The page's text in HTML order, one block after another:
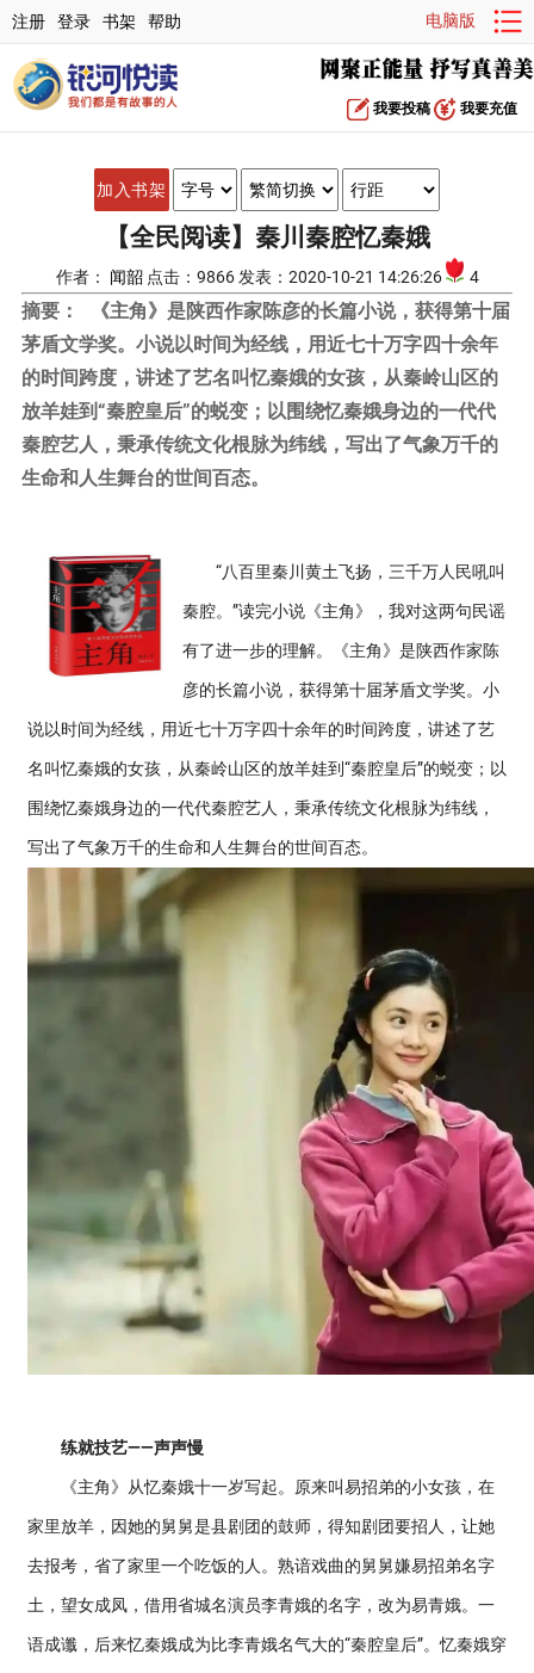
注册 登录 书架 帮助 电脑版
我要投稿 我要充值
加入书架
【全民阅读】秦川秦腔忆秦娥
作者： 闻韶 点击：9866 发表：2020-10-21 14:26:26 4
摘要：
《主角》是陕西作家陈彦的长篇小说，获得第十届
茅盾文学奖。小说以时间为经线，用近七十万字四十余年
的时间跨度，讲述了艺名叫忆秦娥的女孩，从秦岭山区的
放羊娃到“秦腔皇后”的蜕变；以围绕忆秦娥身边的一代代
秦腔艺人，秉承传统文化根脉为纬线，写出了气象万千的
生命和人生舞台的世间百态。
“八百里秦川黄土飞扬，三千万人民吼叫
秦腔。”读完小说《主角》，我对这两句民谣
有了进一步的理解。《主角》是陕西作家陈
彦的长篇小说，获得第十届茅盾文学奖。小
说以时间为经线，用近七十万字四十余年的时间跨度，讲述了艺
名叫忆秦娥的女孩，从秦岭山区的放羊娃到“秦腔皇后”的蜕变；以
围绕忆秦娥身边的一代代秦腔艺人，秉承传统文化根脉为纬线，
写出了气象万千的生命和人生舞台的世间百态。
练就技艺——声声慢
《主角》从忆秦娥十一岁写起。原来叫易招弟的小女孩，在
家里放羊，因她的舅舅是县剧团的鼓师，得知剧团要招人，让她
去报考，省了家里一个吃饭的人。熟谙戏曲的舅舅嫌易招弟名字
土，望女成凤，借用省城名演员李青娥的名字，改为易青娥。一
语成谶，后来忆秦娥成为比李青娥名气大的“秦腔皇后”。忆秦娥穿